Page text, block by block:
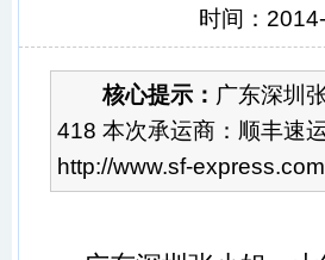
时间：
核心提示： 广东深圳
418 本次承运商：顺丰速
http://www.sf-